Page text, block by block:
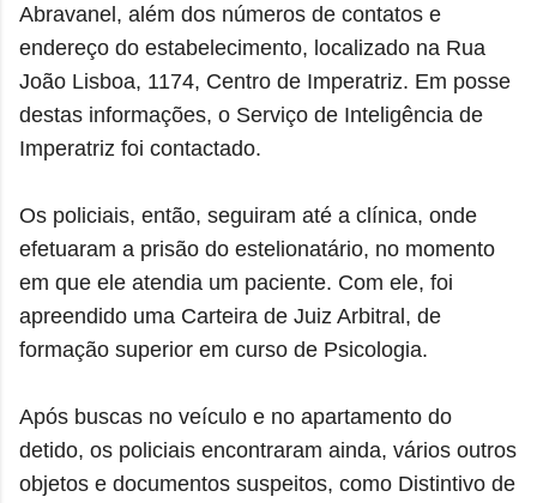
Abravanel, além dos números de contatos e
endereço do estabelecimento, localizado na Rua
João Lisboa, 1174, Centro de Imperatriz. Em posse
destas informações, o Serviço de Inteligência de
Imperatriz foi contactado.
Os policiais, então, seguiram até a clínica, onde
efetuaram a prisão do estelionatário, no momento
em que ele atendia um paciente. Com ele, foi
apreendido uma Carteira de Juiz Arbitral, de
formação superior em curso de Psicologia.
Após buscas no veículo e no apartamento do
detido, os policiais encontraram ainda, vários outros
objetos e documentos suspeitos, como Distintivo de